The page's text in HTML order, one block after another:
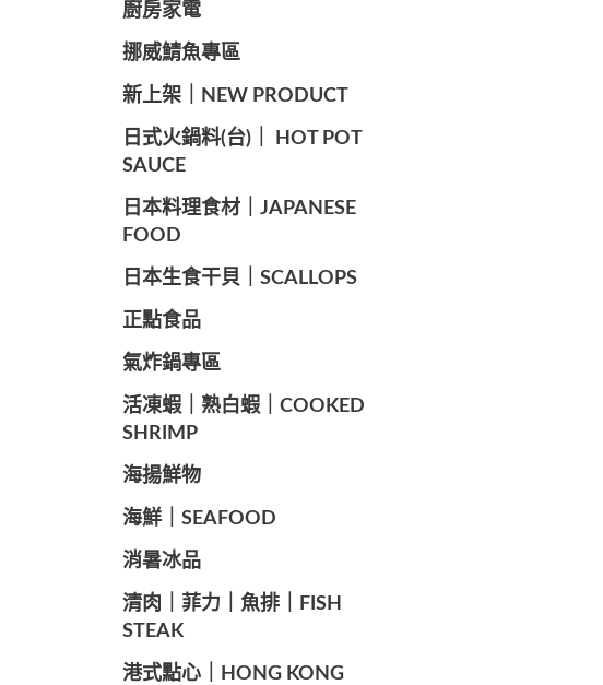
廚房家電
️挪威鯖魚專區
️新上架｜NEW PRODUCT
️日式火鍋料(台)｜ HOT POT
SAUCE
️日本料理食材｜JAPANESE
FOOD
日本生食干貝｜SCALLOPS
正點食品
️氣炸鍋專區
️活凍蝦｜熟白蝦｜COOKED
SHRIMP
海揚鮮物
海鮮｜SEAFOOD
️消暑冰品
️清肉｜菲力｜魚排｜FISH
STEAK
️港式點心｜HONG KONG